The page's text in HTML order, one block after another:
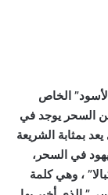
الخاص
من السحر يوجد في
بمثابة الشريعة
في السحر،
، وهي كلمة